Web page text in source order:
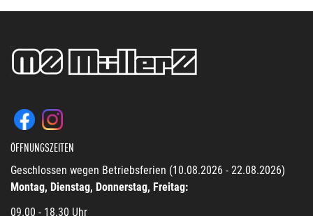
ÖFFNUNGSZEITEN
Geschlossen wegen Betriebsferien (10.08.2026 - 22.08.2026)
Montag, Dienstag, Donnerstag, Freitag:
09.00 - 18.30 Uhr